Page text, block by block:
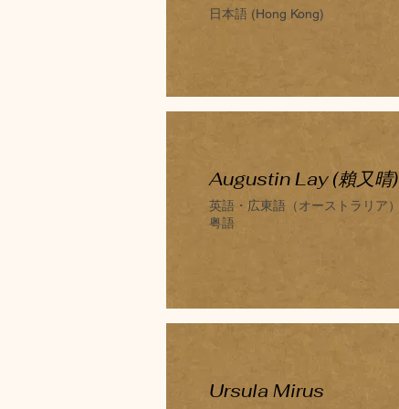
日本語 (Hong Kong)
Augustin Lay (賴又晴)
英語・広東語（オーストラリア）
​粤語
​Ursula Mirus